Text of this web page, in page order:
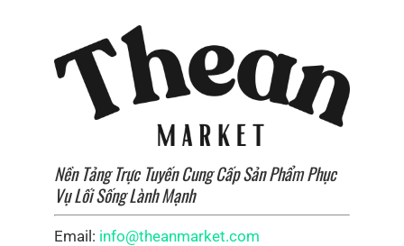
Chúng tôi cung cấp nguyên liệu cho ngành mỹ phẩm,
chăm sóc cá nhân và nước hoa tại các thị trường Châu
Á, Châu Âu, Bắc Mỹ và Úc.
Sự cam kết về chất lượng và phát triển bền vững, cùng
thể hữu cơ, đã giúp chúng tôi tạo dựng niềm tin với
các nhà bán lẻ, nhà phân phối và khách hàng trên toàn
thế giới.
Nền Tảng Trực Tuyến Cung Cấp Sản Phẩm Phục
Vụ Lối Sống Lành Mạnh
Email: info@theanmarket.com